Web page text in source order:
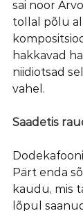
sai noor
tollal põlu
hakkavad
niidiotsad
vahel.
Saadetis
Pärt enda
kaudu, mis
lõpul